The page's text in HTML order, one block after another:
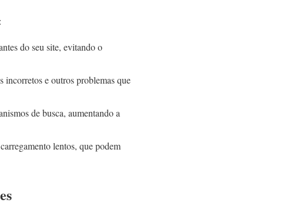
do seu site, evitando o
e outros problemas que
de busca, aumentando a
lentos, que podem